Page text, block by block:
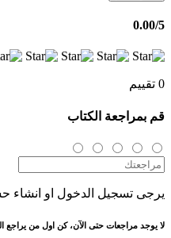
0.00/5
0 تقييم
قم بمراجعة الكتاب
يرجى تسجيل الدخول او انشاء
لا يوجد مراجعات حتى الآن، كن اول من يراجع